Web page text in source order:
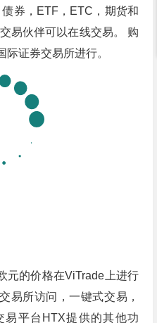
券，ETF，ETC，期货和
易伙伴可以在线交易。 购
证券交易所进行。
元的价格在ViTrade上进行
易所访问，一键式交易，
易平台HTX提供的其他功